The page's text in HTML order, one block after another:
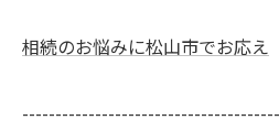
相続のお悩みに松山市でお応え